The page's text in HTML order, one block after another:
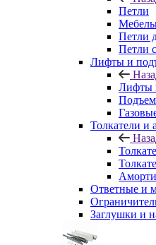
Петли
Петли
Петли
Лифты и
Лифты
Толкатели и
Ответные и
Заглушки и